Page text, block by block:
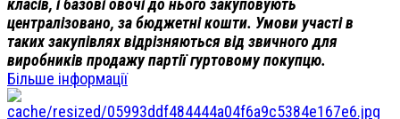
централізовано, за бюджетні кошти. Умови участі в
таких закупівлях відрізняються від звичного для
виробників продажу партії гуртовому покупцю.
Більше інформації